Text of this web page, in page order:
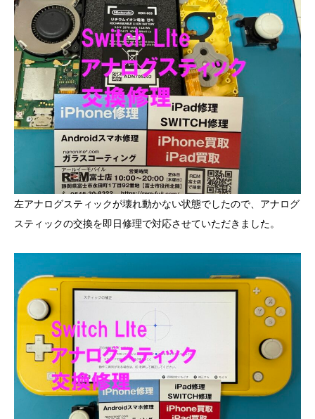
左アナログスティックが壊れ動かない状態でしたので、アナログ
スティックの交換を即日修理で対応させていただきました。